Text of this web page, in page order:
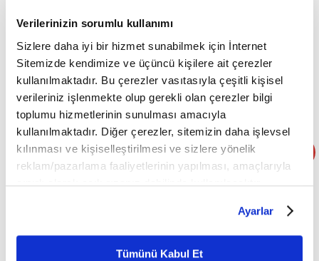
Verilerinizin sorumlu kullanımı
Sizlere daha iyi bir hizmet sunabilmek için İnternet
Sitemizde kendimize ve üçüncü kişilere ait çerezler
kullanılmaktadır. Bu çerezler vasıtasıyla çeşitli kişisel
verileriniz işlenmekte olup gerekli olan çerezler bilgi
toplumu hizmetlerinin sunulması amacıyla
kullanılmaktadır. Diğer çerezler, sitemizin daha işlevsel
kılınması ve kişiselleştirilmesi ve sizlere yönelik
reklam/pazarlama faaliyetlerinin yapılması, amaçlarıyla
sınırlı olarak açık rızanız dahilinde kullanılacaktır.
belirleyebilirsiniz. Çerezlere ilişkin detaylı bilgi için
Ayarlar butonuna tıklayabilir,Çerez Bilgilendirme
Metnimizi ziyaret edebilirsiniz.
Ayarlar
Tümünü Kabul Et
ağrıları gibi sorunlara yol açabileceğini ifade ediyor.
D vitamini
Her ne kadar vitamin olarak adlandırılsa da D vitamini vücutta
hormon benzeri görevler üstlenir. D vitamini eksikliğinin
bağışıklık sisteminden hormonal dengeye, kas fonksiyonlarından